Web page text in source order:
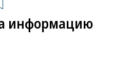
информацию